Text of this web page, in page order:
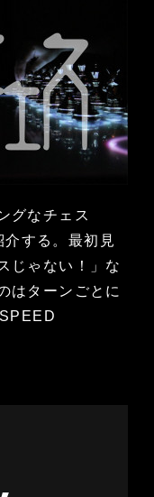
グなチェス
する。最初見
じゃない！」な
はターンごとに